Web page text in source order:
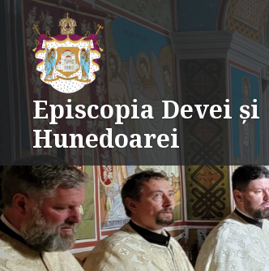
content
Episcopia Devei și
Hunedoarei